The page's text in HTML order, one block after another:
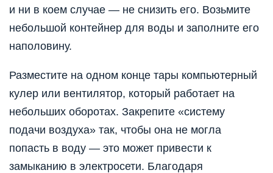
и ни в коем случае — не снизить его. Возьмите
небольшой контейнер для воды и заполните его
наполовину.
Разместите на одном конце тары компьютерный
кулер или вентилятор, который работает на
небольших оборотах. Закрепите «систему
подачи воздуха» так, чтобы она не могла
попасть в воду — это может привести к
замыканию в электросети. Благодаря